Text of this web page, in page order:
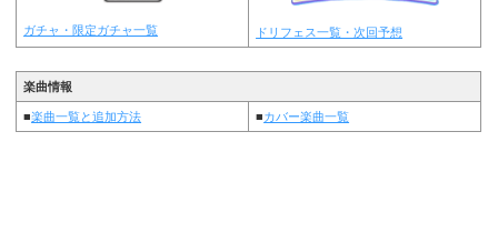
ガチャ・限定ガチャ一覧 ドリフェス一覧・次回予想
楽曲情報
■楽曲一覧と追加方法 ■カバー楽曲一覧